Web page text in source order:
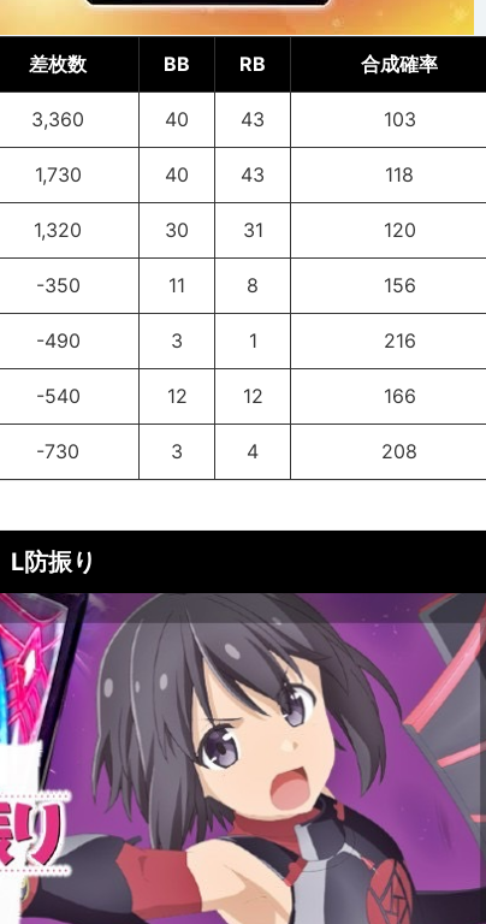
差枚数 BB RB 合成確率
3,360 40 43 103
1,730 40 43 118
1,320 30 31 120
-350 11 8 156
-490 3 1 216
-540 12 12 166
-730 3 4 208
L防振り